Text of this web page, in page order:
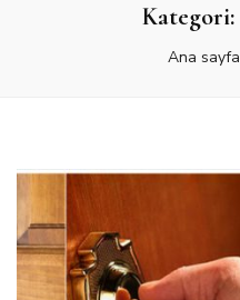
Kategori:
Ana sayfa